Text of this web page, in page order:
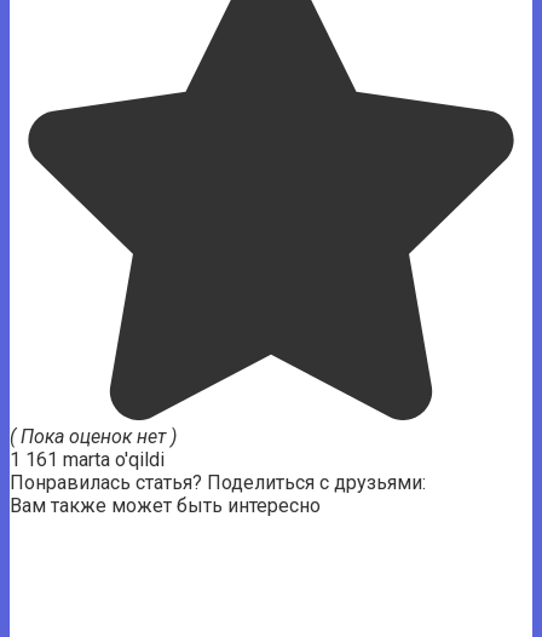
( Пока оценок нет )
1 161 marta o'qildi
Понравилась статья? Поделиться с друзьями:
Вам также может быть интересно